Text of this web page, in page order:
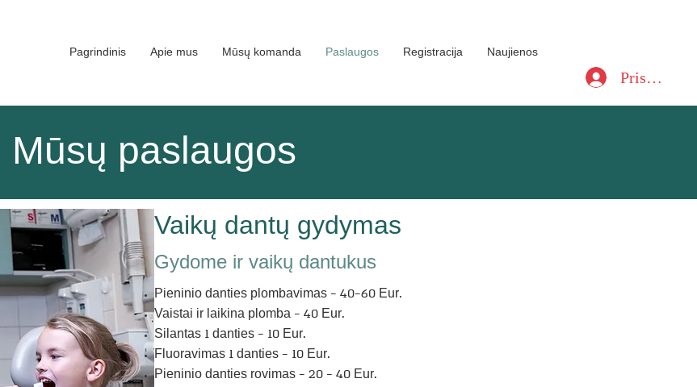
Pagrindinis Apie mus Mūsų komanda Paslaugos Registracija Naujienos
Prisijungti
Mūsų paslaugos
Vaikų dantų gydymas
Gydome ir vaikų dantukus
Pieninio danties plombavimas - 40-60 Eur.
Vaistai ir laikina plomba - 40 Eur.
Silantas 1 danties - 10 Eur.
Fluoravimas 1 danties - 10 Eur.
Pieninio danties rovimas - 20 - 40 Eur.